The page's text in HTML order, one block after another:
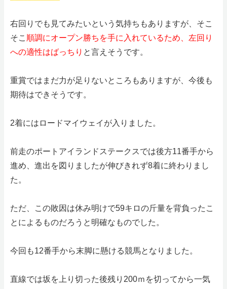
右回りでも見てみたいという気持ちもありますが、そこ
そこ 順調にオープン勝ちを手に入れているため、左回り
への適性はばっちり と言えそうです。
重賞ではまだ力が足りないところもありますが、今後も
期待はできそうです。
2着にはロードマイウェイが入りました。
前走のポートアイランドステークスでは後方11番手から
進め、進出を図りましたが伸びきれず8着に終わりまし
た。
ただ、この敗因は休み明けで59キロの斤量を背負ったこ
とによるものだろうと明確なものでした。
今回も12番手から末脚に懸ける競馬となりました。
直線では坂を上り切った後残り200ｍを切ってから一気